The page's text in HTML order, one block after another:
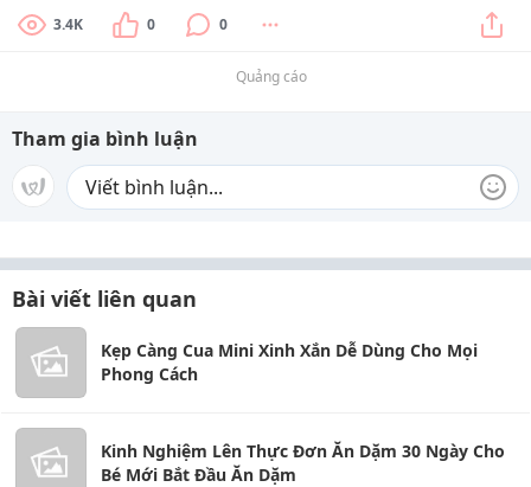
3.4K 0 0
Quảng cáo
Tham gia bình luận
Bài viết liên quan
Kẹp Càng Cua Mini Xinh Xắn Dễ Dùng Cho Mọi
Phong Cách
Kinh Nghiệm Lên Thực Đơn Ăn Dặm 30 Ngày Cho
Bé Mới Bắt Đầu Ăn Dặm